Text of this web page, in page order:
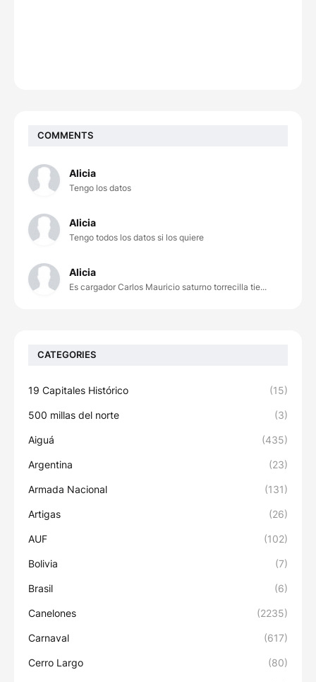
COMMENTS
Alicia
Tengo los datos
Alicia
Tengo todos los datos si los quiere
Alicia
Es cargador Carlos Mauricio saturno torrecilla tie...
CATEGORIES
19 Capitales Histórico (15)
500 millas del norte (3)
Aiguá (435)
Argentina (23)
Armada Nacional (131)
Artigas (26)
AUF (102)
Bolivia (7)
Brasil (6)
Canelones (2235)
Carnaval (617)
Cerro Largo (80)